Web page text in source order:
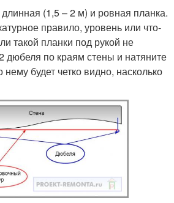
(1,5 – 2 м) и ровная планка.
правило, уровень или что-
такой планки под рукой не
дюбеля по краям стены и натяните
будет четко видно, насколько